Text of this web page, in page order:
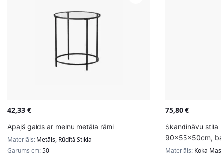
42,33 €
Apaļš galds ar melnu metāla rāmi
Materiāls: Metāls, Rūdītā Stikla
Garums cm:50
75,80 €
Skandināvu stila
90x55x50cm,
Materiāls: Koka